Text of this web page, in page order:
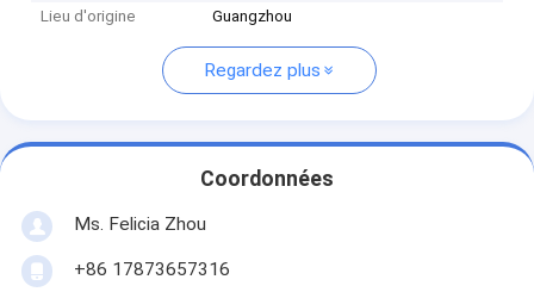
Lieu d'origine
Guangzhou
Regardez plus
Coordonnées
Ms. Felicia Zhou
+86 17873657316